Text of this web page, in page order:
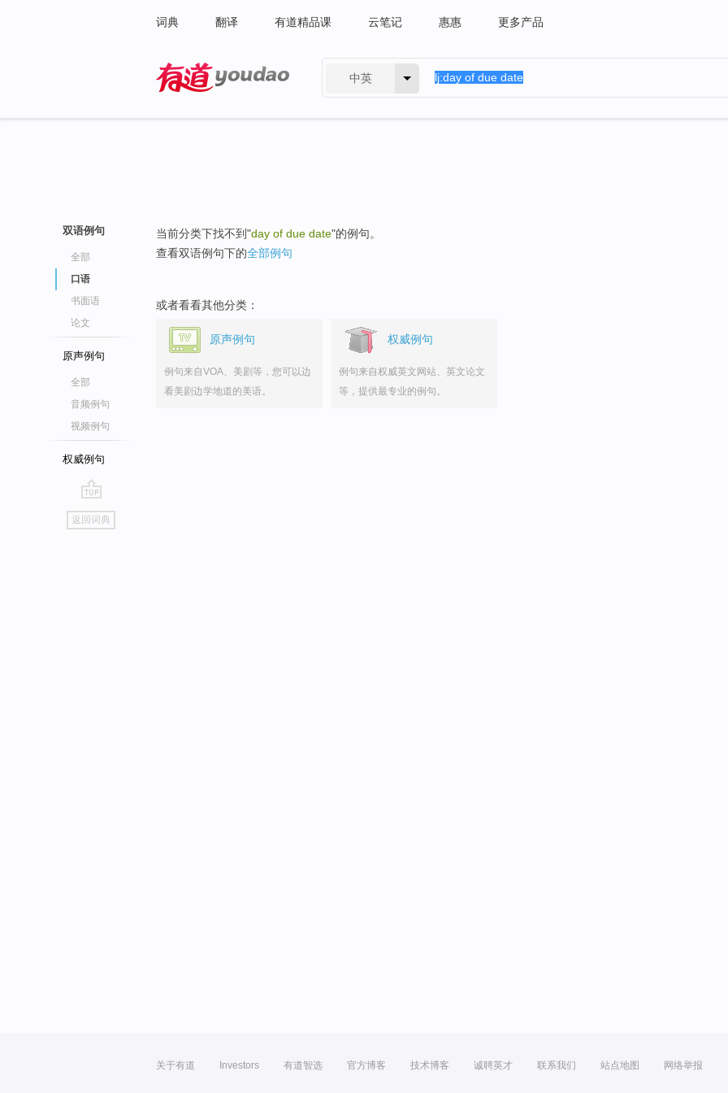
词典 翻译 有道精品课 云笔记 惠惠 更多产品
中英
双语例句
全部
口语
书面语
论文
原声例句
全部
音频例句
视频例句
权威例句
go
top
返回词典
当前分类下找不到"day of due date"的例句。
查看双语例句下的全部例句
或者看看其他分类：
原声例句
例句来自VOA、美剧等，您可以边
看美剧边学地道的美语。
权威例句
例句来自权威英文网站、英文论文
等，提供最专业的例句。
关于有道 Investors 有道智选 官方博客 技术博客 诚聘英才 联系我们 站点地图 网络举报